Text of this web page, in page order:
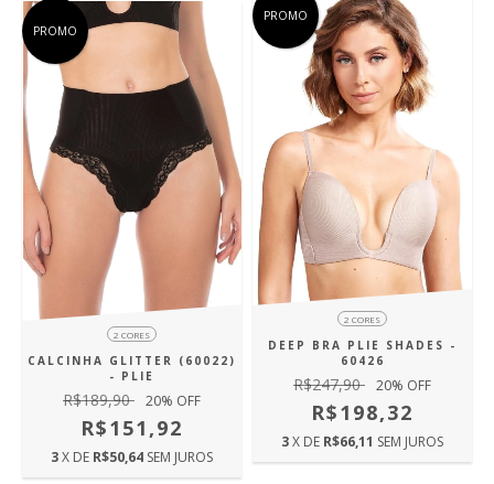
PROMO
2 CORES
CALCINHA GLITTER (60022)
- PLIE
R$189,90 20% OFF
R$151,92
3X DE R$50,64 SEM JUROS
PROMO
2 CORES
DEEP BRA PLIE SHADES -
60426
R$247,90 20% OFF
R$198,32
3X DE R$66,11 SEM JUROS